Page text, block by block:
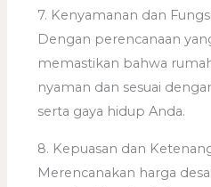
7. Kenyamanan dan
Dengan perencanaan
memastikan bahwa
nyaman dan sesuai
serta gaya hidup Anda.
8. Kepuasan dan
Merencanakan harga